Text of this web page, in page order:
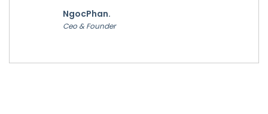
NgocPhan.
Ceo & Founder